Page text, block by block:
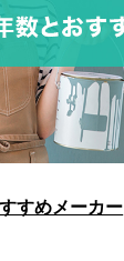
すめメーカー